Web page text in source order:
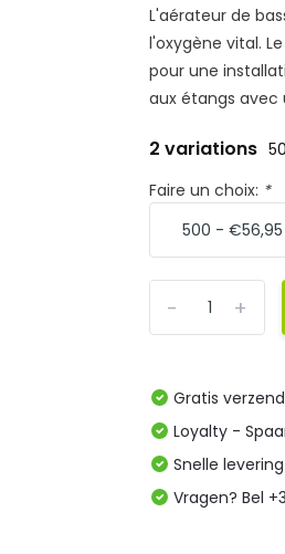
L'aérateur de
l'oxygène vital.
pour une
aux étangs avec
2 variations
Faire un choix: *
+
-
Gratis
Loyalty -
Snelle levering
Vragen? Bel